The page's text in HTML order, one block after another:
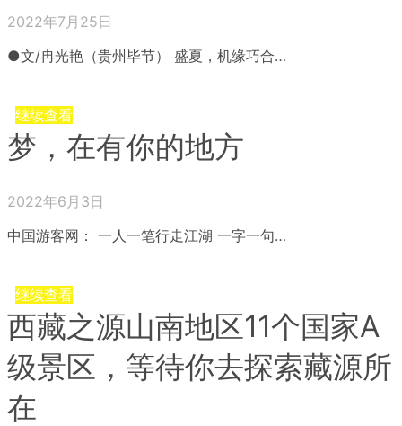
2022年7月25日
●文/冉光艳（贵州毕节） 盛夏，机缘巧合…
继续查看
梦，在有你的地方
2022年6月3日
中国游客网： 一人一笔行走江湖 一字一句…
继续查看
西藏之源山南地区11个国家A
级景区，等待你去探索藏源所
在